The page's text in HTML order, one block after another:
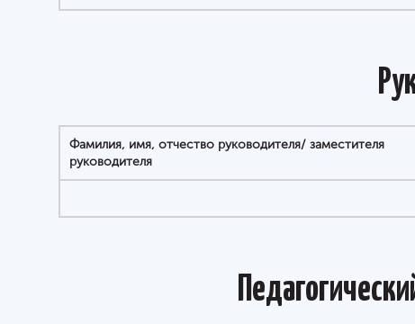
Фамилия, имя, отчество руководителя/ заместителя
руководителя